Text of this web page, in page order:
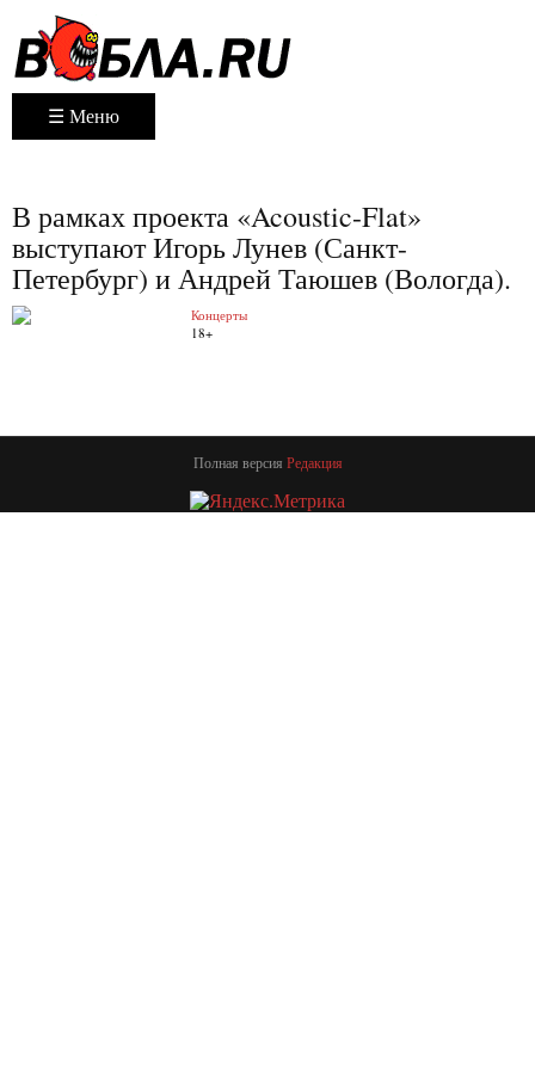
☰ Меню
В рамках проекта «Acoustic-Flat»
выступают Игорь Лунев (Санкт-
Петербург) и Андрей Таюшев (Вологда).
Концерты
18+
Полная версия Редакция